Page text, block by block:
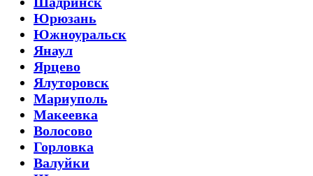
Юрюзань
Южноуральск
Янаул
Ярцево
Ялуторовск
Мариуполь
Макеевка
Волосово
Горловка
Валуйки